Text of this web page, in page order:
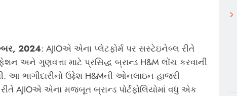
2024: AJIOએ એના પ્લેટફોર્મ પર સસ્ટેઇનેબ્લ રીતે
અને ગુણવત્તા માટે પ્રસિદ્ધ બ્રાન્ડ H&M લોંચ કરવાની
આ ભાગીદારીનો ઉદ્દેશ H&Mની ઓનલાઇન હાજરી
AJIOએ એના મજબૂત બ્રાન્ડ પોર્ટફોલિયોમાં વધુ એક